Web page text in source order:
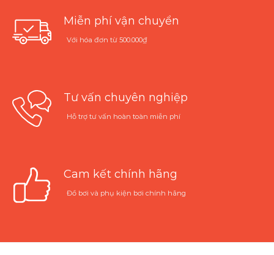
Miễn phí vận chuyển
Với hóa đơn từ 500.000₫
Tư vấn chuyên nghiệp
Hỗ trợ tư vấn hoàn toàn miễn phí
Cam kết chính hãng
Đồ bơi và phụ kiện bơi chính hãng